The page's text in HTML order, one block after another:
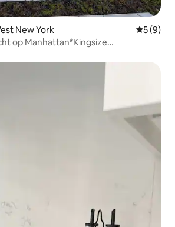
New York
5 (9)
op Manhattan*Kingsize